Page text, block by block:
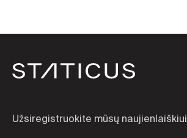
Užsiregistruokite mūsų naujienlaiškiui